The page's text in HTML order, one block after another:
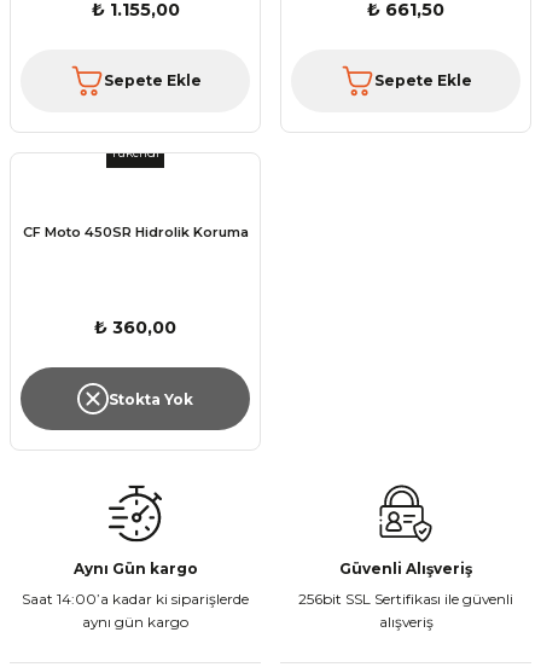
₺ 1.155,00
Sepete Ekle
₺ 661,50
Sepete Ekle
Tükendi
CF Moto 450SR Hidrolik Koruma
₺ 360,00
Stokta Yok
Aynı Gün kargo
Saat 14:00’a kadar ki siparişlerde
aynı gün kargo
Güvenli Alışveriş
256bit SSL Sertifikası ile güvenli
alışveriş